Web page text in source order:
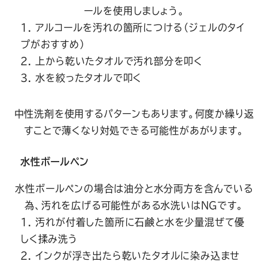
ールを使用しましょう。
アルコールを汚れの箇所につける（ジェルのタイ
プがおすすめ）
上から乾いたタオルで汚れ部分を叩く
水を絞ったタオルで叩く
中性洗剤を使用するパターンもあります。何度か繰り返
すことで薄くなり対処できる可能性があがります。
水性ボールペン
水性ボールペンの場合は油分と水分両方を含んでいる
為、汚れを広げる可能性がある水洗いはNGです。
汚れが付着した箇所に石鹸と水を少量混ぜて優
しく揉み洗う
インクが浮き出たら乾いたタオルに染み込ませ